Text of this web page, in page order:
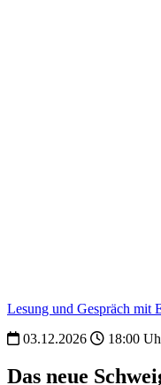
Lesung und Gespräch mit
03.12.2026
18:00
Das neue